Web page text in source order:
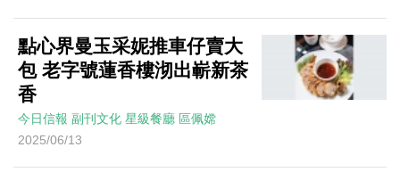
點心界曼玉采妮推車仔賣大
包 老字號蓮香樓沏出嶄新茶
香
今日信報 副刊文化 星級餐廳 區佩嫦
2025/06/13